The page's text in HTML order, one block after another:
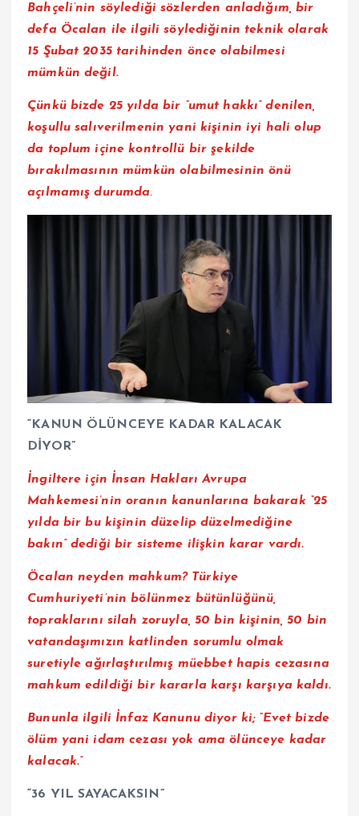
Bahçeli’nin söylediği sözlerden anladığım, bir
defa Öcalan ile ilgili söylediğinin teknik olarak
15 Şubat 2035 tarihinden önce olabilmesi
mümkün değil.
Çünkü bizde 25 yılda bir “umut hakkı” denilen,
koşullu salıverilmenin yani kişinin iyi hali olup
da toplum içine kontrollü bir şekilde
bırakılmasının mümkün olabilmesinin önü
açılmamış durumda.
“KANUN ÖLÜNCEYE KADAR KALACAK
DİYOR”
İngiltere için İnsan Hakları Avrupa
Mahkemesi’nin oranın kanunlarına bakarak “25
yılda bir bu kişinin düzelip düzelmediğine
bakın” dediği bir sisteme ilişkin karar vardı.
Öcalan neyden mahkum? Türkiye
Cumhuriyeti’nin bölünmez bütünlüğünü,
topraklarını silah zoruyla, 50 bin kişinin, 50 bin
vatandaşımızın katlinden sorumlu olmak
suretiyle ağırlaştırılmış müebbet hapis cezasına
mahkum edildiği bir kararla karşı karşıya kaldı.
Bununla ilgili İnfaz Kanunu diyor ki; “Evet bizde
ölüm yani idam cezası yok ama ölünceye kadar
kalacak.”
“36 YIL SAYACAKSIN”